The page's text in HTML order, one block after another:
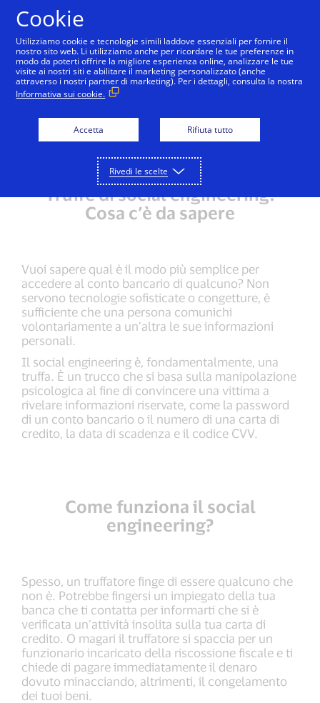
Sicurezza Visa Advanced Authorization
Social Engineering
Truffe di social engineering:
Cosa c’è da sapere
Vuoi sapere qual è il modo più semplice per
accedere al conto bancario di qualcuno? Non
servono tecnologie sofisticate o congetture, è
sufficiente che una persona comunichi
volontariamente a un’altra le sue informazioni
personali.
Il social engineering è, fondamentalmente, una
truffa. È un trucco che si basa sulla manipolazione
psicologica al fine di convincere una vittima a
rivelare informazioni riservate, come la password
di un conto bancario o il numero di una carta di
credito, la data di scadenza e il codice CVV.
Come funziona il social
engineering?
Spesso, un truffatore finge di essere qualcuno che
non è. Potrebbe fingersi un impiegato della tua
banca che ti contatta per informarti che si è
verificata un’attività insolita sulla tua carta di
credito. O magari il truffatore si spaccia per un
funzionario incaricato della riscossione fiscale e ti
chiede di pagare immediatamente il denaro
dovuto minacciando, altrimenti, il congelamento
dei tuoi beni.
Cookie
Utilizziamo cookie e tecnologie simili laddove essenziali per fornire il
nostro sito web. Li utilizziamo anche per ricordare le tue preferenze in
modo da poterti offrire la migliore esperienza online, analizzare le tue
visite ai nostri siti e abilitare il marketing personalizzato (anche
attraverso i nostri partner di marketing). Per i dettagli, consulta la nostra
Informativa sui cookie.
Accetta Rifiuta tutto
Rivedi le scelte